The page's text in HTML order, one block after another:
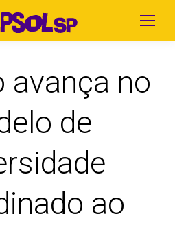
avança no
de
ao